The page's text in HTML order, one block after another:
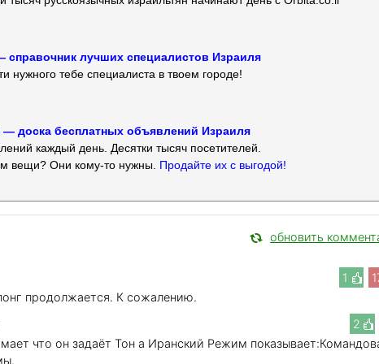
справочник лучших специалистов Израиля
нужного тебе специалиста в твоем городе!
доска бесплатных объявлений Израиля
каждый день. Десятки тысяч посетителей.
вещи? Они кому-то нужны. Продайте их с выгодой!
обновить
1
продолжается. К сожалению.
2
что он задаёт Тон а Иранский Режим